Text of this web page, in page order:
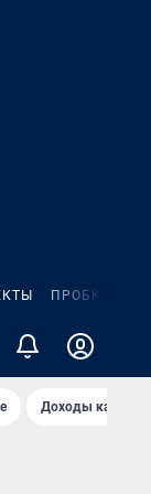
ПРОБКИ
Доходы